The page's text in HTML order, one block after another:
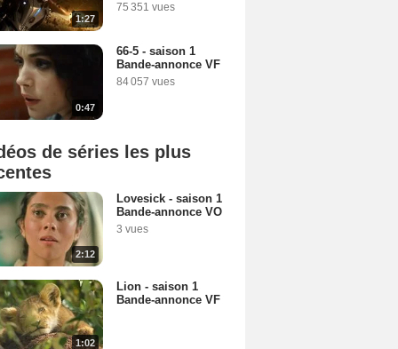
1:27
75 351 vues
0:47
66-5 - saison 1
Bande-annonce VF
84 057 vues
de séries les plus
2:12
Lovesick - saison 1
Bande-annonce VO
3 vues
1:02
Lion - saison 1
Bande-annonce VF